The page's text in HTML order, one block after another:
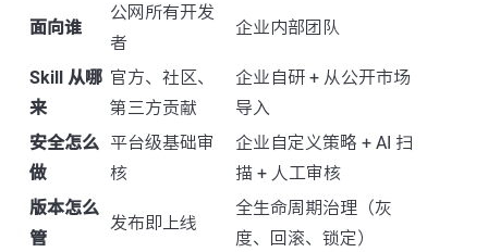
面向谁
公网所有开发
者
企业内部团队
Skill 从哪
来
官方、社区、
第三方贡献
企业自研 + 从公开市场
导入
安全怎么
做
平台级基础审
核
企业自定义策略 + AI 扫
描 + 人工审核
版本怎么
管
发布即上线
全生命周期治理（灰
度、回滚、锁定）